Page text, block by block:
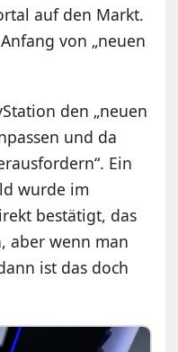
auf den Markt.
von „neuen
den „neuen
und da
Ein
wurde im
bestätigt, das
aber wenn man
ist das doch